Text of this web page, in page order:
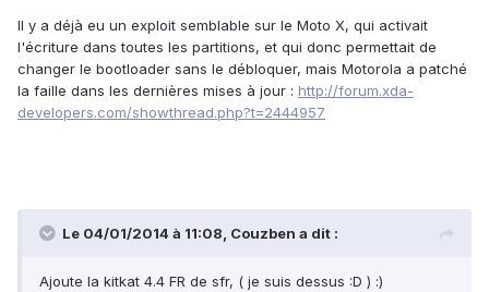
Il y a déjà eu un exploit semblable sur le Moto X, qui activait
l'écriture dans toutes les partitions, et qui donc permettait de
changer le bootloader sans le débloquer, mais Motorola a patché
la faille dans les dernières mises à jour : http://forum.xda-
developers.com/showthread.php?t=2444957
Le 04/01/2014 à 11:08, Couzben a dit :
Ajoute la kitkat 4.4 FR de sfr, ( je suis dessus :D ) :)